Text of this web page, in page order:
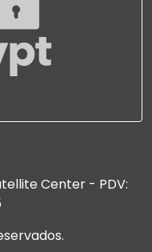
Center - PDV: